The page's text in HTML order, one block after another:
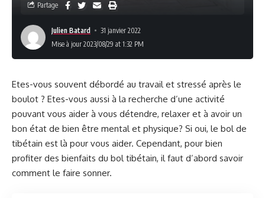
Julien Batard
31 janvier 2022
Mise à jour 2023/08/29 at 1:32 PM
Partage
Etes-vous souvent débordé au travail et stressé après le
boulot ? Etes-vous aussi à la recherche d’une activité
pouvant vous aider à vous détendre, relaxer et à avoir un
bon état de bien être mental et physique? Si oui, le bol de
tibétain est là pour vous aider. Cependant, pour bien
profiter des bienfaits du bol tibétain, il faut d’abord savoir
comment le faire sonner.